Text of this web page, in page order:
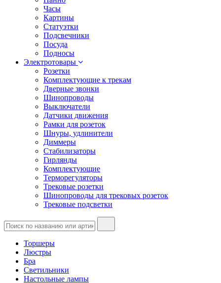
Часы
Картины
Статуэтки
Подсвечники
Посуда
Подносы
Электротовары
Розетки
Комплектующие к трекам
Дверные звонки
Шинопроводы
Выключатели
Датчики движения
Рамки для розеток
Шнуры, удлинители
Диммеры
Стабилизаторы
Гирлянды
Комплектующие
Терморегуляторы
Трековые розетки
Шинопроводы для трековых розеток
Трековые подсветки
Торшеры
Люстры
Бра
Светильники
Настольные лампы